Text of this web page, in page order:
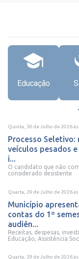
Educação
Quinta, 30 de Julho de 2026às
Processo
veículos pesados
i...
O candidato que não
considerado desistente
Quarta, 29 de Julho de 2026às
Município
contas do 1º
audiên...
Receitas, despesas,
Educação, Assistência
Quarta, 29 de Julho de 2026às